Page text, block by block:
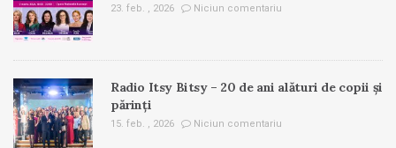
23. feb. , 2026 Niciun comentariu
Radio Itsy Bitsy – 20 de ani alături de copii și
părinți
15. feb. , 2026 Niciun comentariu